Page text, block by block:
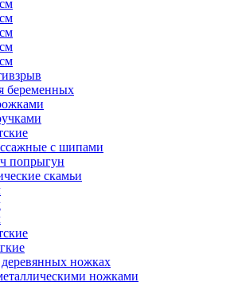
беременных
с шипами
попрыгун
скамьи
ножках
ножками